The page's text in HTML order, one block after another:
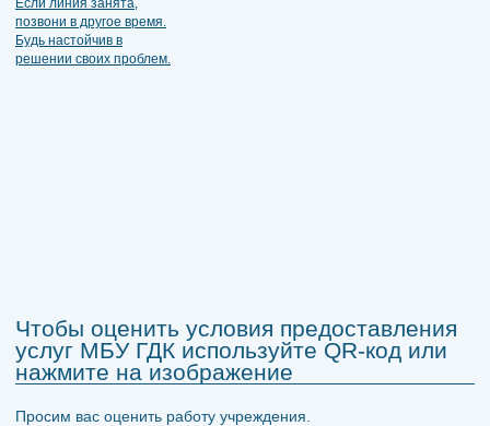
Чтобы оценить условия предоставления
услуг МБУ ГДК используйте QR-код или
нажмите на изображение
Просим вас оценить работу учреждения.